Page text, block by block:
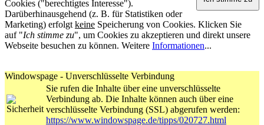
Cookies ("berechtigtes Interesse").
Darüberhinausgehend (z. B. für Statistiken oder
Marketing) erfolgt keine Speicherung von Cookies. Klicken Sie
auf "Ich stimme zu", um Cookies zu akzeptieren und direkt unsere
Webseite besuchen zu können. Weitere Informationen...
Windowspage - Unverschlüsselte Verbindung
Sie rufen die Inhalte über eine unverschlüsselte
Verbindung ab. Die Inhalte können auch über eine
verschlüsselte Verbindung (SSL) abgerufen werden:
https://www.windowspage.de/tipps/020727.html